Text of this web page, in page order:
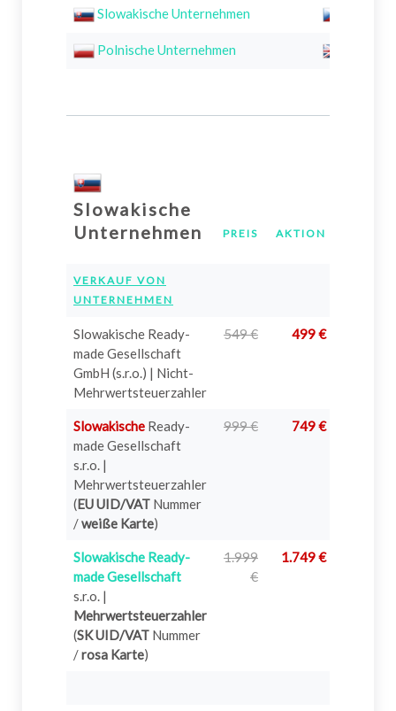
Slowakische Unternehmen
Polnische Unternehmen
Slowakische
Unternehmen
PREIS AKTION
VERKAUF VON
UNTERNEHMEN
Slowakische Ready-
made Gesellschaft
GmbH (s.r.o.) | Nicht-
Mehrwertsteuerzahler
549 € 499 €
Slowakische Ready-
made Gesellschaft
s.r.o. |
Mehrwertsteuerzahler
(EU UID/VAT Nummer
/weiße Karte)
999 € 749 €
Slowakische Ready-
made Gesellschaft
s.r.o. |
Mehrwertsteuerzahler
(SK UID/VAT Nummer
/rosa Karte)
1.999
€
1.749 €